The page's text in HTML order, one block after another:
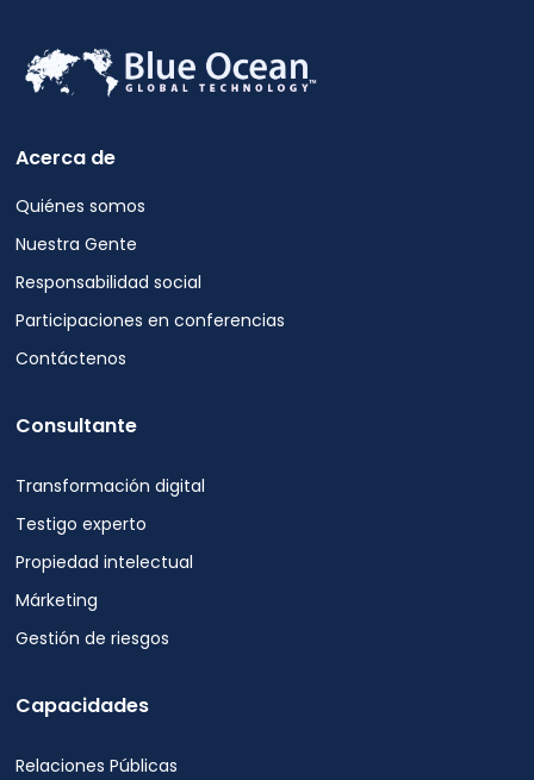
Acerca de
Quiénes somos
Nuestra Gente
Responsabilidad social
Participaciones en conferencias
Contáctenos
Consultante
Transformación digital
Testigo experto
Propiedad intelectual
Márketing
Gestión de riesgos
Capacidades
Relaciones Públicas